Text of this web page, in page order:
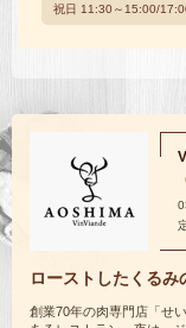
祝日 11:30～15:00/
ローストしたくるみ
創業70年の肉専門店「せ